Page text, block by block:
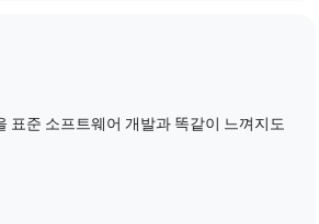
표준 소프트웨어 개발과 똑같이 느껴지도